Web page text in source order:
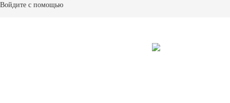
Войдите с помощью